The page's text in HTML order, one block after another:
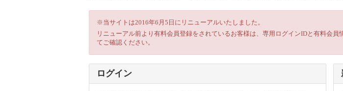
※当サイトは2016年6月5日にリニューアルいたしました。
リニューアル前より有料会員登録をされているお客様は、専用ログインIDと有料会
てご確認ください。
ログイン